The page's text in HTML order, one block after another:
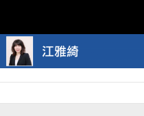
Skip
to
content